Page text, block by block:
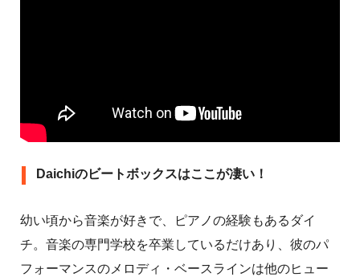
Daichiのビートボックスはここが凄い！
幼い頃から音楽が好きで、ピアノの経験もあるダイ
チ。音楽の専門学校を卒業しているだけあり、彼のパ
フォーマンスのメロディ・ベースラインは他のヒュー